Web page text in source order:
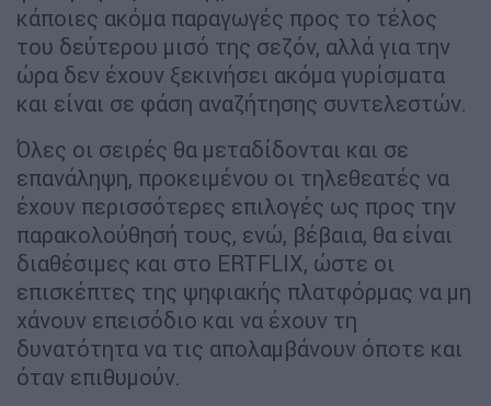
κάποιες ακόμα παραγωγές προς το τέλος
του δεύτερου μισό της σεζόν, αλλά για την
ώρα δεν έχουν ξεκινήσει ακόμα γυρίσματα
και είναι σε φάση αναζήτησης συντελεστών.
Όλες οι σειρές θα μεταδίδονται και σε
επανάληψη, προκειμένου οι τηλεθεατές να
έχουν περισσότερες επιλογές ως προς την
παρακολούθησή τους, ενώ, βέβαια, θα είναι
διαθέσιμες και στο ERTFLIX, ώστε οι
επισκέπτες της ψηφιακής πλατφόρμας να μη
χάνουν επεισόδιο και να έχουν τη
δυνατότητα να τις απολαμβάνουν όποτε και
όταν επιθυμούν.